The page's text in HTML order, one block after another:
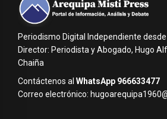
Periodismo Digital Independiente
Director: Periodista y Abogado, Hugo
Chaiña
Contáctenos al WhatsApp 966633477
Correo electrónico: